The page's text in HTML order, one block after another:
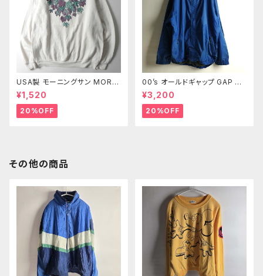
USA製 モーニングサン MORNI
NG SUN PETITE 90's プリン
トスウェットシャツ トレーナー 2
枚襟 葉っぱ ブドウ M ヴィンテ
ージ
¥1,520
20%OFF
00’s オールドギャップ GAP リ
ップストップナイロンジャケット
メッシュライナー XL m0718-2
3
¥3,200
20%OFF
その他の商品